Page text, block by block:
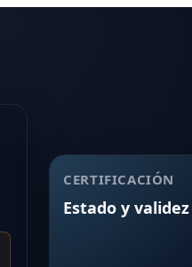
CERTIFICACIÓN
Estado y validez